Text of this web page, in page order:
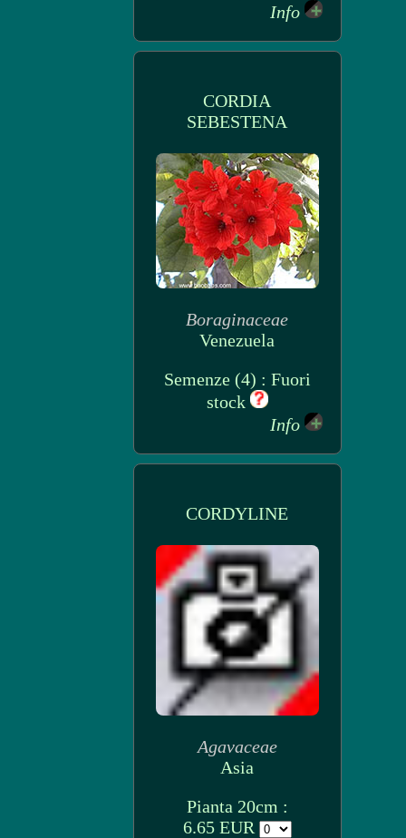
Info
CORDIA
SEBESTENA
Boraginaceae
Venezuela
Semenze (4) : Fuori
stock
Info
CORDYLINE
Agavaceae
Asia
Pianta 20cm :
6.65 EUR